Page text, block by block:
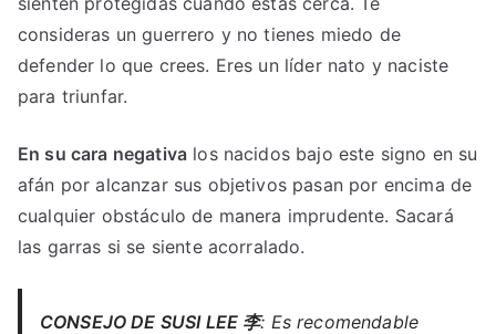
consideras un guerrero y no tienes miedo de
defender lo que crees. Eres un líder nato y naciste
para triunfar.
En su cara negativa los nacidos bajo este signo en su
afán por alcanzar sus objetivos pasan por encima de
cualquier obstáculo de manera imprudente. Sacará
las garras si se siente acorralado.
CONSEJO DE SUSI LEE 李: Es recomendable